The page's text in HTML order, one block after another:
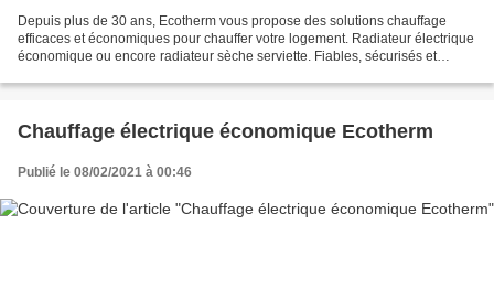
Depuis plus de 30 ans, Ecotherm vous propose des solutions chauffage
efficaces et économiques pour chauffer votre logement. Radiateur électrique
économique ou encore radiateur sèche serviette. Fiables, sécurisés et
Chauffage électrique économique Ecotherm
Publié le 08/02/2021 à 00:46